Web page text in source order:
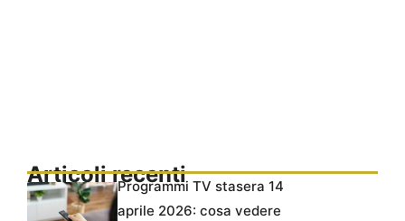
Articoli recentiProgrammi TV stasera 14
aprile 2026: cosa vedere